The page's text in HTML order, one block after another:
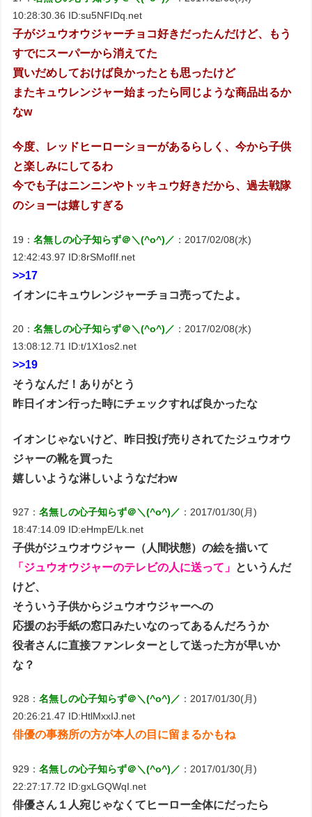
10:28:30.36 ID:su5NFIDq.net
子がジュウオウジャーチョコ好きだったんだけど、もう
すでにスーパーから消えてた
買いだめしておけば良かったとも思ったけど
またキュウレンジャー始まったら同じような商品出るか
なw
今度、レッドヒーローショーがあるらしく、今から子供
と楽しみにしてるわ
今でも子はニンニンやトッキュウ好きだから、過去戦隊
のショーは嬉しすぎる
19：名無しの心子知らず＠＼(^o^)／ ：2017/02/08(水)
12:42:43.97 ID:8rSMofIf.net
>>17
イオンにキュウレンジャーチョコ売ってたよ。
20：名無しの心子知らず＠＼(^o^)／ ：2017/02/08(水)
13:08:12.71 ID:t/1X1os2.net
>>19
そうなんだ！ありがとう
昨日イオン行った時にチェックすれば良かったな
イオンじゃないけど、昨日投げ売りされてたジュウオウ
ジャーの靴を買った
嬉しいような淋しいようなだわw
927：名無しの心子知らず＠＼(^o^)／ ：2017/01/30(月)
18:47:14.09 ID:eHmpE/Lk.net
子供がジュウオウジャー（人間状態）の絵を描いて
「ジュウオウジャーのテレビの人に送って」 というんだ
けど、
そういう子供からジュウオウジャーへの
応援のお手紙の窓口みたいなのってあるんだろうか
役者さんに直接ファンレターとして送った方が早いか
な？
928：名無しの心子知らず＠＼(^o^)／ ：2017/01/30(月)
20:26:21.47 ID:HtlMxxIJ.net
俳優の事務所の方が本人の目に留まるかもね
929：名無しの心子知らず＠＼(^o^)／ ：2017/01/30(月)
22:27:17.72 ID:gxLGQWqI.net
俳優さん１人宛じゃなくてヒーロー全体にだったら